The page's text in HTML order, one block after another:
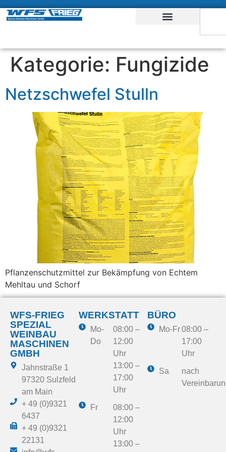
Kategorie: Fungizide
Netzschwefel Stulln
Pflanzenschutzmittel zur Bekämpfung von Echtem
Mehltau und Schorf
WFS-FRIEG
SPEZIAL
WEINBAU
MASCHINEN
GMBH​
Jahnstraße 1
97320 Sulzfeld
am Main
+ 49 (0)9321
6437
+ 49 (0)9321
22131
WERKSTATT
Mo-
Do
08:00 –
12:00
Uhr
13:00 –
17:00
Uhr
Fr
08:00 –
12:00
Uhr
13:00 –
BÜRO
Mo-Fr 08:00 –
17:00
Uhr
Sa
nach